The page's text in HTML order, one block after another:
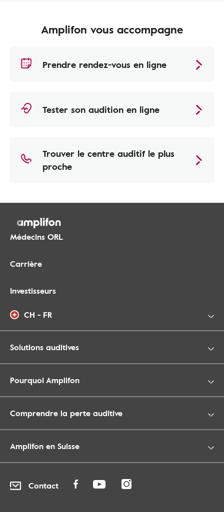
Amplifon vous accompagne
Prendre rendez-vous en ligne
Tester son audition en ligne
Trouver le centre auditif le plus
proche
Médecins ORL
Carrière
Investisseurs
CH - FR
Solutions auditives
Pourquoi Amplifon
Comprendre la perte auditive
Amplifon en Suisse
Contact